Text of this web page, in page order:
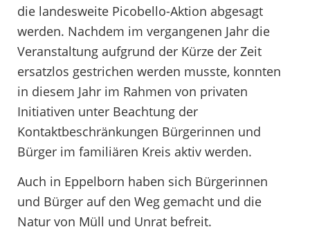
die landesweite Picobello-Aktion abgesagt
werden. Nachdem im vergangenen Jahr die
Veranstaltung aufgrund der Kürze der Zeit
ersatzlos gestrichen werden musste, konnten
in diesem Jahr im Rahmen von privaten
Initiativen unter Beachtung der
Kontaktbeschränkungen Bürgerinnen und
Bürger im familiären Kreis aktiv werden.
Auch in Eppelborn haben sich Bürgerinnen
und Bürger auf den Weg gemacht und die
Natur von Müll und Unrat befreit.